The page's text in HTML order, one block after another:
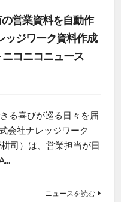
営業資料を自動作
ッジワーク資料作成
ニコニコニュース
る喜びが巡る日々を届
会社ナレッジワーク
司）は、営業担当が日
ニュースを読む